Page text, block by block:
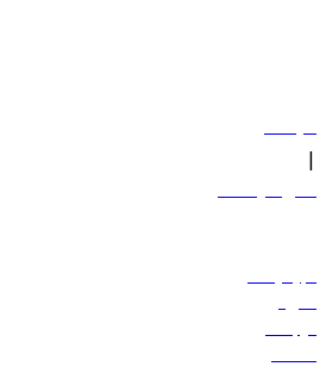
سياساتنا
|
الشروط والأحكام
حجز الرحلات
العروض
الوجهات
الأمتعة